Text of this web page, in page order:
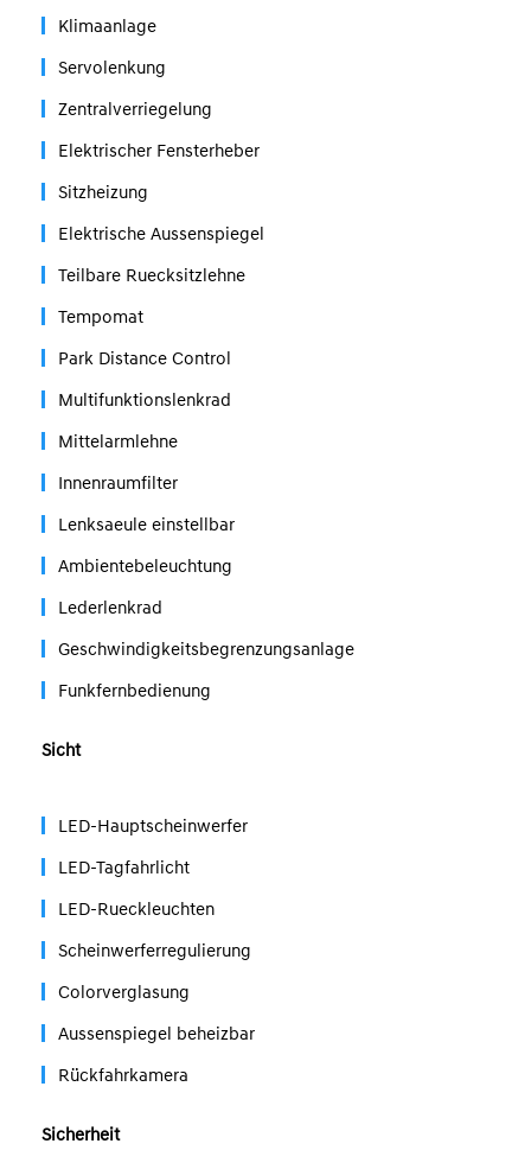
Klimaanlage
Servolenkung
Zentralverriegelung
Elektrischer Fensterheber
Sitzheizung
Elektrische Aussenspiegel
Teilbare Ruecksitzlehne
Tempomat
Park Distance Control
Multifunktionslenkrad
Mittelarmlehne
Innenraumfilter
Lenksaeule einstellbar
Ambientebeleuchtung
Lederlenkrad
Geschwindigkeitsbegrenzungsanlage
Funkfernbedienung
Sicht
LED-Hauptscheinwerfer
LED-Tagfahrlicht
LED-Rueckleuchten
Scheinwerferregulierung
Colorverglasung
Aussenspiegel beheizbar
Rückfahrkamera
Sicherheit